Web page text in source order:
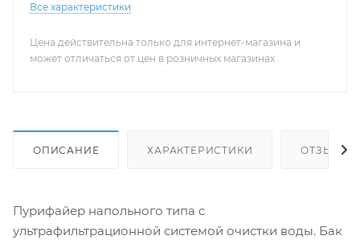
Все характеристики
Цена действительна только для интернет-магазина и
может отличаться от цен в розничных магазинах
ОПИСАНИЕ ХАРАКТЕРИСТИКИ ОТЗЫВЫ
Пурифайер напольного типа с
ультрафильтрационной системой очистки воды. Бак